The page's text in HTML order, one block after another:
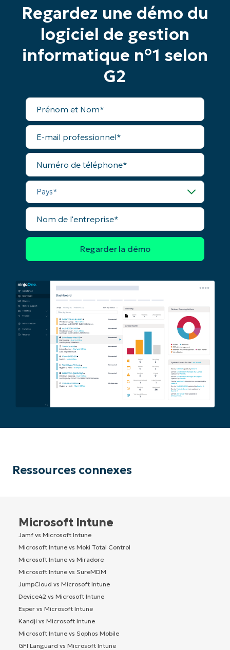
Regardez une démo du
logiciel de gestion
informatique n°1 selon
G2
Prénom
Nom*
E-
mail
professionnel*
Numéro
téléphone*
Pays*
Nom
l'entreprise*
Ressources connexes
Microsoft Intune
Jamf vs Microsoft Intune
Microsoft Intune vs Moki Total Control
Microsoft Intune vs Miradore
Microsoft Intune vs SureMDM
JumpCloud vs Microsoft Intune
Device42 vs Microsoft Intune
Esper vs Microsoft Intune
Kandji vs Microsoft Intune
Microsoft Intune vs Sophos Mobile
GFI Languard vs Microsoft Intune
Phone
number*